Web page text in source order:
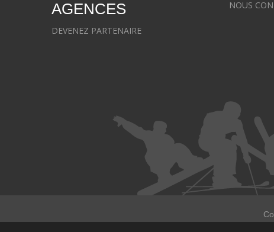
AGENCES
DEVENEZ PARTENAIRE
NOUS